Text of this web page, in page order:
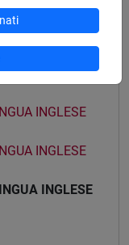
INGLESE
MOD.
INGLESE
INGLESE
INGLESE